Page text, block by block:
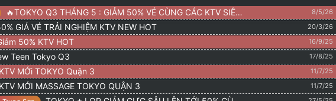
vé 22/5/26
sa .p9.Q3) Giảm 50% code vé KTV 11,22,05 ( new, xinh) Liên hệ Hotline : 0933109839
23/4/26
50% KTV NEW HOT - AE LIÊN HỆ HOTLINE 0933109839
🔥TOKYO Q3 THÁNG 5 : GIẢM 50% VÉ CÙNG CÁC KTV SIÊU HOT 8/5/26
GIÁ VÉ TRẢI NGHIỆM KTV NEW HOT 20/3/26
50% KTV HOT 16/9/25
Teen Tokyo Q3 17/8/25
MỚi TOKYO Quận 3 11/7/25
MỚI MASSAGE TOKYO QUẬN 3 11/7/25